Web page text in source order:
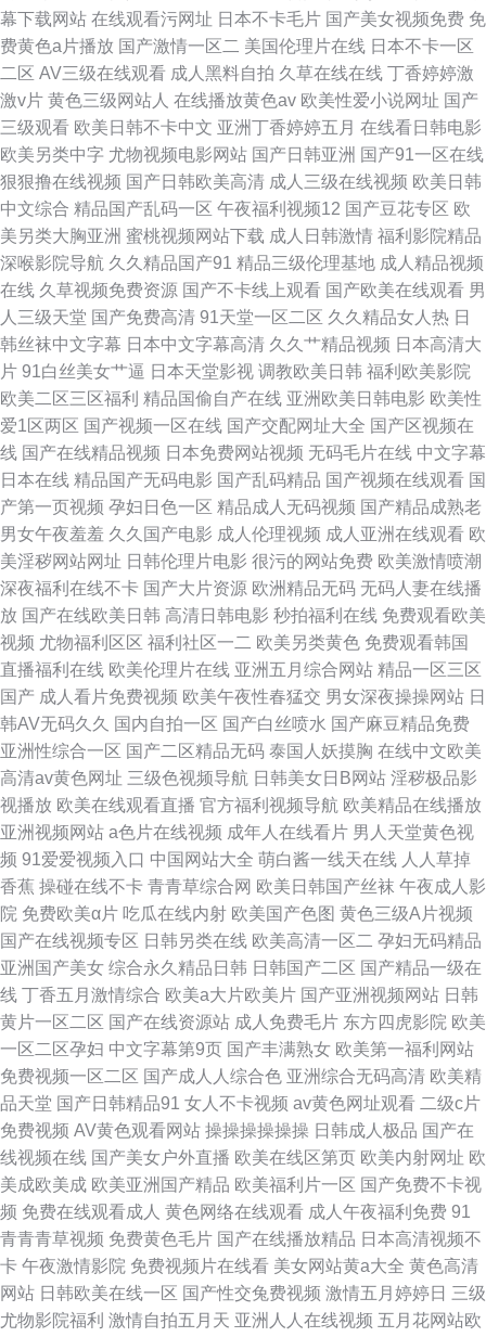
幕下载网站 在线观看污网址 日本不卡毛片 国产美女视频免费 免
费黄色a片播放 国产激情一区二 美国伦理片在线 日本不卡一区
二区 AV三级在线观看 成人黑料自拍 久草在线在线 丁香婷婷激
激v片 黄色三级网站人 在线播放黄色av 欧美性爱小说网址 国产
三级观看 欧美日韩不卡中文 亚洲丁香婷婷五月 在线看日韩电影
欧美另类中字 尤物视频电影网站 国产日韩亚洲 国产91一区在线
狠狠撸在线视频 国产日韩欧美高清 成人三级在线视频 欧美日韩
中文综合 精品国产乱码一区 午夜福利视频12 国产豆花专区 欧
美另类大胸亚洲 蜜桃视频网站下载 成人日韩激情 福利影院精品
深喉影院导航 久久精品国产91 精品三级伦理基地 成人精品视频
在线 久草视频免费资源 国产不卡线上观看 国产欧美在线观看 男
人三级天堂 国产免费高清 91天堂一区二区 久久精品女人热 日
韩丝袜中文字幕 日本中文字幕高清 久久艹精品视频 日本高清大
片 91白丝美女艹逼 日本天堂影视 调教欧美日韩 福利欧美影院
欧美二区三区福利 精品国偷自产在线 亚洲欧美日韩电影 欧美性
爱1区两区 国产视频一区在线 国产交配网址大全 国产区视频在
线 国产在线精品视频 日本免费网站视频 无码毛片在线 中文字幕
日本在线 精品国产无码电影 国产乱码精品 国产视频在线观看 国
产第一页视频 孕妇日色一区 精品成人无码视频 国产精品成熟老
男女午夜羞羞 久久国产电影 成人伦理视频 成人亚洲在线观看 欧
美淫秽网站网址 日韩伦理片电影 很污的网站免费 欧美激情喷潮
深夜福利在线不卡 国产大片资源 欧洲精品无码 无码人妻在线播
放 国产在线欧美日韩 高清日韩电影 秒拍福利在线 免费观看欧美
视频 尤物福利区区 福利社区一二 欧美另类黄色 免费观看韩国
直播福利在线 欧美伦理片在线 亚洲五月综合网站 精品一区三区
国产 成人看片免费视频 欧美午夜性春猛交 男女深夜操操网站 日
韩AV无码久久 国内自拍一区 国产白丝喷水 国产麻豆精品免费
亚洲性综合一区 国产二区精品无码 泰国人妖摸胸 在线中文欧美
高清av黄色网址 三级色视频导航 日韩美女日B网站 淫秽极品影
视播放 欧美在线观看直播 官方福利视频导航 欧美精品在线播放
亚洲视频网站 a色片在线视频 成年人在线看片 男人天堂黄色视
频 91爱爱视频入口 中国网站大全 萌白酱一线天在线 人人草掉
香蕉 操碰在线不卡 青青草综合网 欧美日韩国产丝袜 午夜成人影
院 免费欧美α片 吃瓜在线内射 欧美国产色图 黄色三级A片视频
国产在线视频专区 日韩另类在线 欧美高清一区二 孕妇无码精品
亚洲国产美女 综合永久精品日韩 日韩国产二区 国产精品一级在
线 丁香五月激情综合 欧美a大片欧美片 国产亚洲视频网站 日韩
黄片一区二区 国产在线资源站 成人免费毛片 东方四虎影院 欧美
一区二区孕妇 中文字幕第9页 国产丰满熟女 欧美第一福利网站
免费视频一区二区 国产成人人综合色 亚洲综合无码高清 欧美精
品天堂 国产日韩精品91 女人不卡视频 av黄色网址观看 二级c片
免费视频 AV黄色观看网站 操操操操操操 日韩成人极品 国产在
线视频在线 国产美女户外直播 欧美在线区第页 欧美内射网址 欧
美成欧美成 欧美亚洲国产精品 欧美福利片一区 国产免费不卡视
频 免费在线观看成人 黄色网络在线观看 成人午夜福利免费 91
青青青草视频 免费黄色毛片 国产在线播放精品 日本高清视频不
卡 午夜激情影院 免费视频片在线看 美女网站黄a大全 黄色高清
网站 日韩欧美在线一区 国产性交兔费视频 激情五月婷婷日 三级
尤物影院福利 激情自拍五月天 亚洲人人在线视频 五月花网站欧